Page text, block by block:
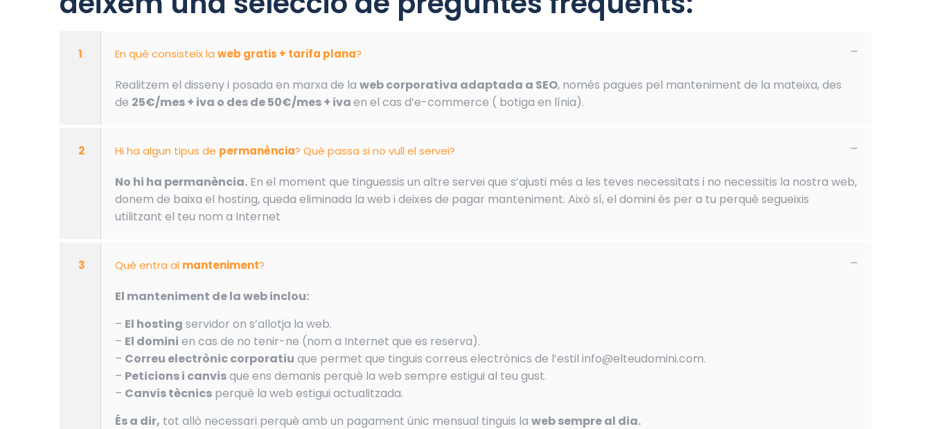
1 En què consisteix laweb gratis + tarifa plana?
Realitzem el disseny i posada en marxa de laweb corporativa adaptada a SEO, només pagues pel manteniment de la mateixa, des
de 25€/mes + iva o des de 50€/mes + ivaen el cas d’e-commerce ( botiga en línia).
2 Hi ha algun tipus de permanència? Què passa si no vull el servei?
No hi ha permanència. En el moment que tinguessis un altre servei que s’ajusti més a les teves necessitats i no necessitis la nostra web,
donem de baixa el hosting, queda eliminada la web i deixes de pagar manteniment. Això sí, el domini és per a tu perquè segueixis
utilitzant el teu nom a Internet
3 Què entra al manteniment?
El manteniment de la web inclou:
– El hosting servidor on s’allotja la web.
– El domini en cas de no tenir-ne (nom a Internet que es reserva).
– Correu electrònic corporatiu que permet que tinguis correus electrònics de l’estil info@elteudomini.com.
– Peticions i canvisque ens demanis perquè la web sempre estigui al teu gust.
– Canvis tècnics perquè la web estigui actualitzada.
És a dir, tot allò necessari perquè amb un pagament únic mensual tinguis laweb sempre al dia.